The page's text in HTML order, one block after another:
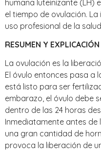
humana luteinizante (LH)
el tiempo de ovulación.
uso profesional de la
RESUMEN Y
La ovulación es la
El óvulo entonces pasa a
está listo para ser
embarazo, el óvulo debe
dentro de las 24 horas
Inmediatamente antes
una gran cantidad de
provoca la liberación de